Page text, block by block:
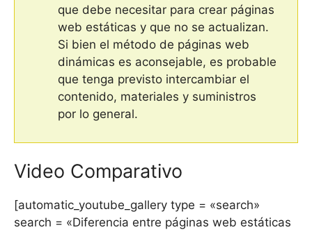
que debe necesitar para crear páginas
web estáticas y que no se actualizan.
Si bien el método de páginas web
dinámicas es aconsejable, es probable
que tenga previsto intercambiar el
contenido, materiales y suministros
por lo general.
Video Comparativo
[automatic_youtube_gallery type = «search»
search = «Diferencia entre páginas web estáticas